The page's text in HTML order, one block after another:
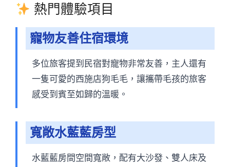
熱門體驗項目
寵物友善住宿環境
多位旅客提到民宿對寵物非常友善，主人還有
一隻可愛的西施店狗毛毛，讓攜帶毛孩的旅客
感受到賓至如歸的溫暖。
寬敞水藍藍房型
水藍藍房間空間寬敞，配有大沙發、雙人床及